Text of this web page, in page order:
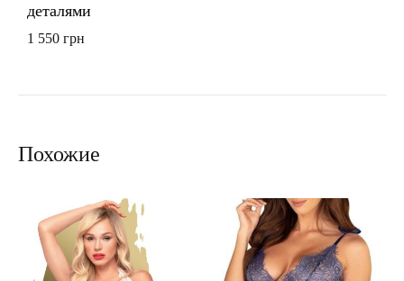
деталями
1 550 грн
Похожие